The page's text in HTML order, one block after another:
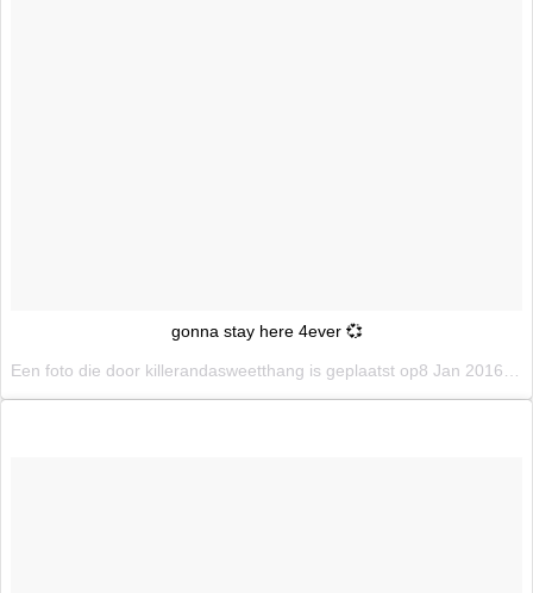
gonna stay here 4ever 💞
Een foto die door killerandasweetthang is geplaatst op8 Jan 2016 om 4:30 PST